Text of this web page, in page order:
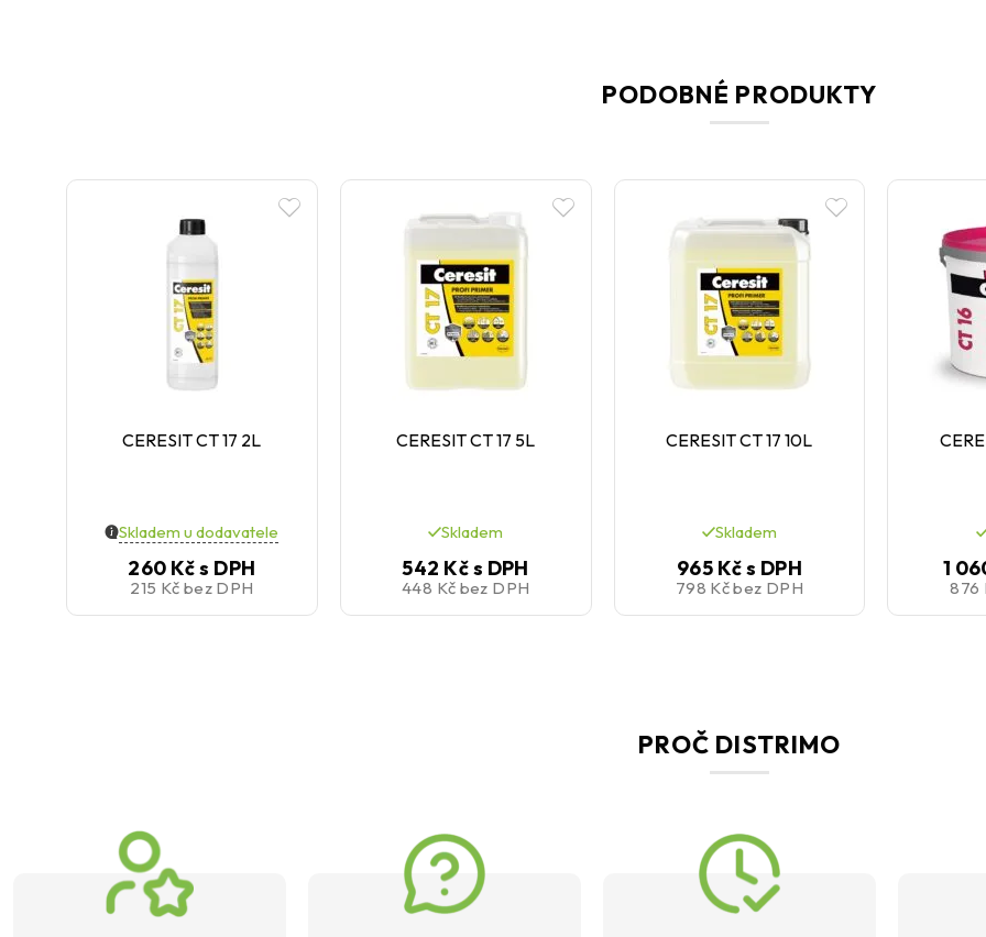
PODOBNÉ PRODUKTY
CERESIT CT 17 2L
Skladem u dodavatele
260 Kčs DPH
215 Kč bez DPH
CERESIT CT 17 5L
Skladem
542 Kčs DPH
448 Kč bez DPH
CERESIT CT 17 10L
Skladem
965 Kčs DPH
798 Kčbez DPH
1
876
PROČ DISTRIMO